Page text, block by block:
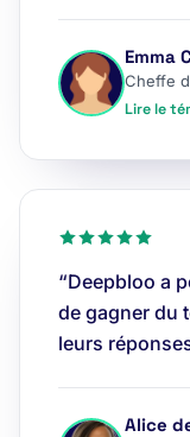
Emma
Lire le
“Deepbloo a
de gagner du
leurs
Alice